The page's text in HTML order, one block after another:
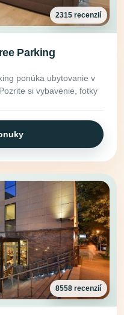
2315 recenzií
Parking
ponúka ubytovanie v
si vybavenie, fotky
8558 recenzií